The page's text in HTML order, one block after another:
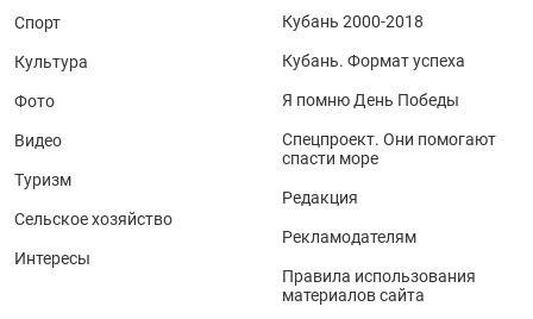
Спорт
Культура
Фото
Видео
Туризм
Сельское хозяйство
Интересы
Кубань 2000-2018
Кубань. Формат успеха
Я помню День Победы
Спецпроект. Они помогают
спасти море
Редакция
Рекламодателям
Правила использования
материалов сайта